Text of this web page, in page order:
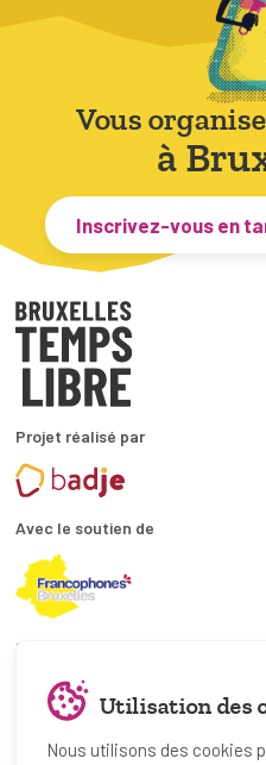
Vous
à
Inscrivez-vous en
Projet réalisé par
Avec le soutien de
En collaboration avec
et les
Utilisation des
Nous utilisons des cookies